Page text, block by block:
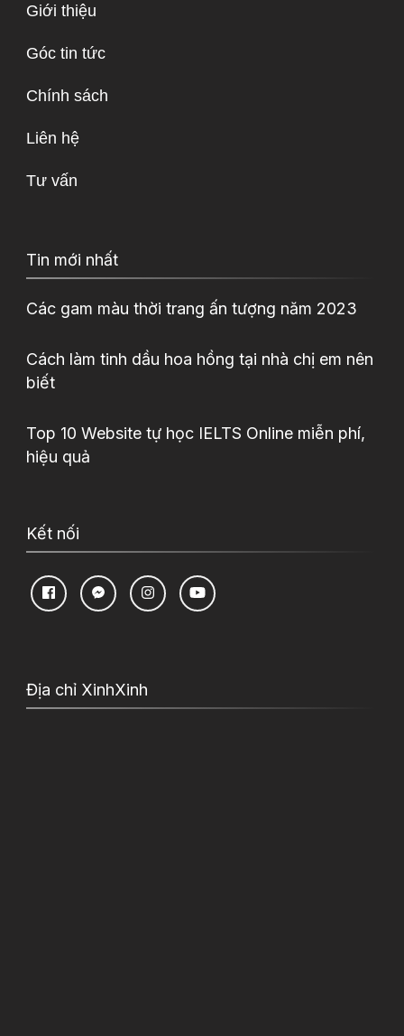
Giới thiệu
Góc tin tức
Chính sách
Liên hệ
Tư vấn
Tin mới nhất
Các gam màu thời trang ấn tượng năm 2023
Cách làm tinh dầu hoa hồng tại nhà chị em nên
biết
Top 10 Website tự học IELTS Online miễn phí,
hiệu quả
Kết nối
Địa chỉ XinhXinh